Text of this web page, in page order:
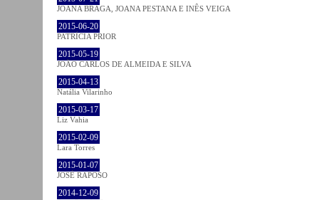
JOANA BRAGA, JOANA PESTANA E INÊS VEIGA
2015-06-20
PATRÍCIA PRIOR
2015-05-19
JOÃO CARLOS DE ALMEIDA E SILVA
2015-04-13
Natália Vilarinho
2015-03-17
Liz Vahia
2015-02-09
Lara Torres
2015-01-07
JOSÉ RAPOSO
2014-12-09